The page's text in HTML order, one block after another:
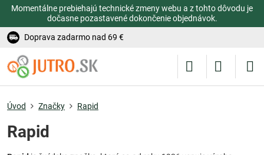
Momentálne prebiehajú technické zmeny webu a z tohto dôvodu je
dočasne pozastavené dokončenie objednávok.
Doprava zadarmo nad 69 €
Úvod Značky Rapid
Rapid